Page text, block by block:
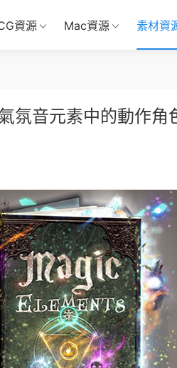
資源 Mac資源 素材資
氛音元素中的動作角